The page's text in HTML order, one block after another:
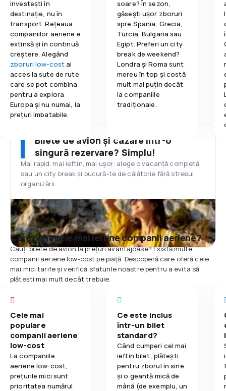
investești în
destinație, nu în
transport. Rețeaua
companiilor aeriene e
extinsă și în continuă
creștere. Alegând
zboruri low-costai
acces la sute de rute
care se pot combina
pentru a explora
Europa și nu numai, la
prețuri imbatabile.
soare? În sezon,
găsești ușor zboruri
spre Spania, Grecia,
Turcia, Bulgaria sau
Egipt. Preferi un city
break de weekend?
Londra și Roma sunt
mereu în top și costă
mult mai puțin decât
la companiile
tradiționale.
Bilete de avion și cazare într-o
singură rezervare? Simplu!
Mai rapid, mai ieftin, mai ușor: alege o vacanță completă
sau un city break și bucură-te de călătorie fără stresul
organizării.
Care sunt cele mai ieftine companii aeriene?
Cauți bilete de avion la prețuri avantajoase? Există multe
companii aeriene low-cost pe piață. Descoperă care oferă cele
mai mici tarife și verifică sfaturile noastre pentru a evita să
plătești mai mult decât trebuie.
Cele mai
populare
companii aeriene
low-cost
La companiile
aeriene low-cost,
prețurile mici sunt
prioritatea numărul
Ce este inclus
într-un bilet
standard?
Când cumperi cel mai
ieftin bilet, plătești
pentru zborul în sine
și o geantă mică de
mână (de exemplu, un